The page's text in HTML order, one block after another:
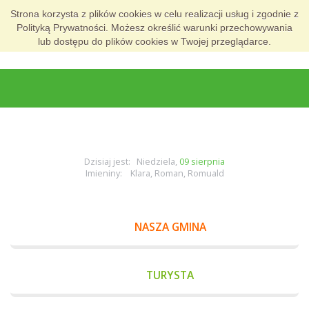
Strona korzysta z plików cookies w celu realizacji usług i zgodnie z
Polityką Prywatności. Możesz określić warunki przechowywania
lub dostępu do plików cookies w Twojej przeglądarce.
Dzisiaj jest: Niedziela, 09 sierpnia
Imieniny: Klara, Roman, Romuald
NASZA GMINA
TURYSTA